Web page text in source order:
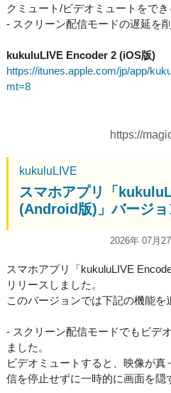
クミュート/ビデオミュートをでき
- スクリーン配信モードの遅延を
kukuluLIVE Encoder 2 (iOS版)
https://itunes.apple.com/jp/app/
mt=8
https://
kukuluLIVE
スマホアプリ「
(Android版)」バージ
2026年 07月
スマホアプリ「kukuluLIVE
リリースしました。
このバージョンでは下記の機能を
- スクリーン配信モードでもビデ
ました。
ビデオミュートすると、映像が
信を停止せずに一時的に画面を隠